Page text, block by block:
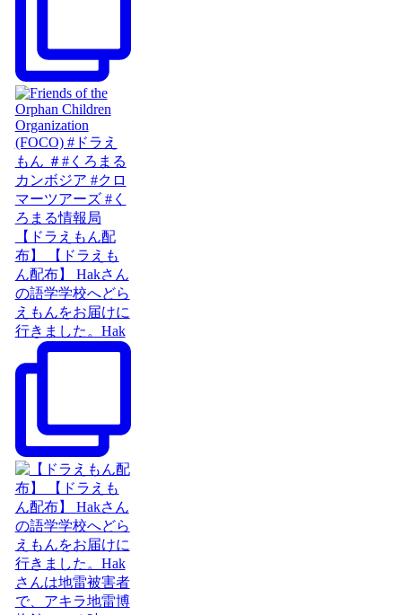
【ドラえもん配
布】 【ドラえも
ん配布】 Hakさん
の語学学校へどら
えもんをお届けに
行きました。Hak